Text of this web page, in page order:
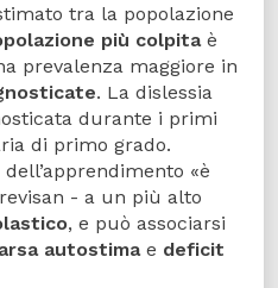
tra la popolazione
più colpitaè
prevalenza maggiore in
. La dislessia
durante i primi
di primo grado.
«è
- a un più alto
, e può associarsi
autostimae deficit